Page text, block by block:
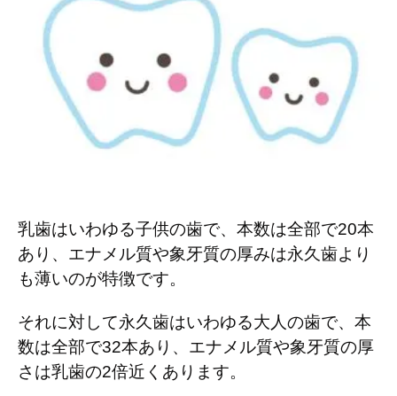
乳歯はいわゆる子供の歯で、本数は全部で20本
あり、エナメル質や象牙質の厚みは永久歯より
も薄いのが特徴です。
それに対して永久歯はいわゆる大人の歯で、本
数は全部で32本あり、エナメル質や象牙質の厚
さは乳歯の2倍近くあります。